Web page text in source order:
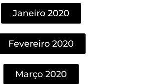
Janeiro 2020
Fevereiro 2020
Março 2020